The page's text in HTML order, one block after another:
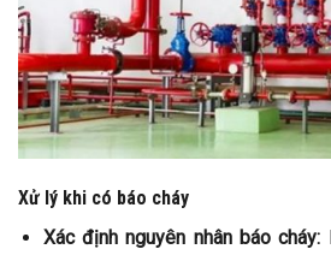
Xử lý khi có báo cháy
Xác định nguyên nhân báo cháy: